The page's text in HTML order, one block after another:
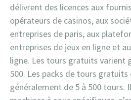
délivrent des licences aux
opérateurs de casinos, aux
entreprises de paris, aux
entreprises de jeux en ligne et
ligne. Les tours gratuits varient
500. Les packs de tours
généralement de 5 à 500 tours.